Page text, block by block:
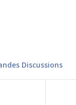
Discussions